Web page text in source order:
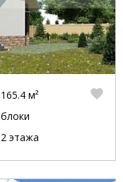
165.4 м²
блоки
2 этажа